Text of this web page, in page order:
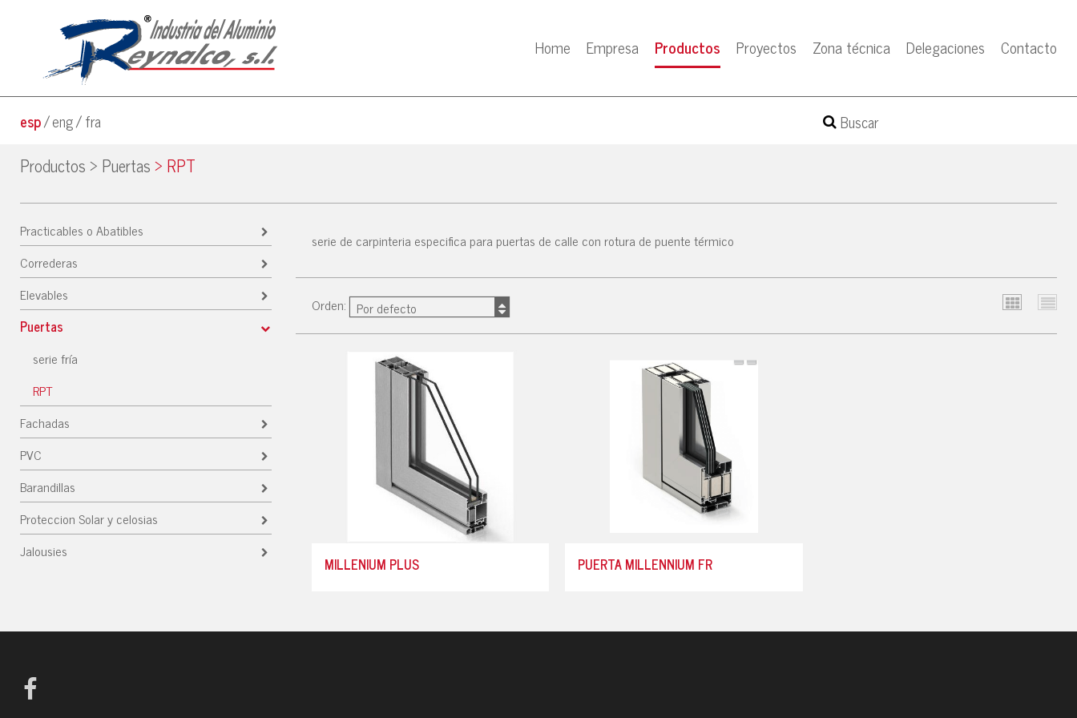
Home Empresa Productos Proyectos Zona técnica Delegaciones Contacto
esp eng fra
Productos > Puertas> RPT
Practicables o Abatibles
Correderas
Elevables
Puertas
serie fría
RPT
Fachadas
PVC
Barandillas
Proteccion Solar y celosias
Jalousies
serie de carpinteria especifica para puertas de calle con rotura de puente térmico
Orden: Por defecto Lista
Cuadrícula
MILLENIUM PLUS PUERTA MILLENNIUM FR